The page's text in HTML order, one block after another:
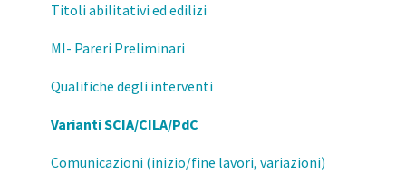
Responsabilità del professionista
Privacy e GDPR
Fisco
Prevenzione e Sicurezza Antincendio
Formazione
PGT Milano- Piano delle regole
PGT Milano- Piano dei servizi
Piano di governo del territorio
Attestazione della consistenza Edilizia
Salvaguardia
Titoli abilitativi ed edilizi
MI- Pareri Preliminari
Qualifiche degli interventi
Varianti SCIA/CILA/PdC
Comunicazioni (inizio/fine lavori, variazioni)